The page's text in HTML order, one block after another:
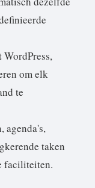
om elk
te
agenda's,
taken
faciliteiten.